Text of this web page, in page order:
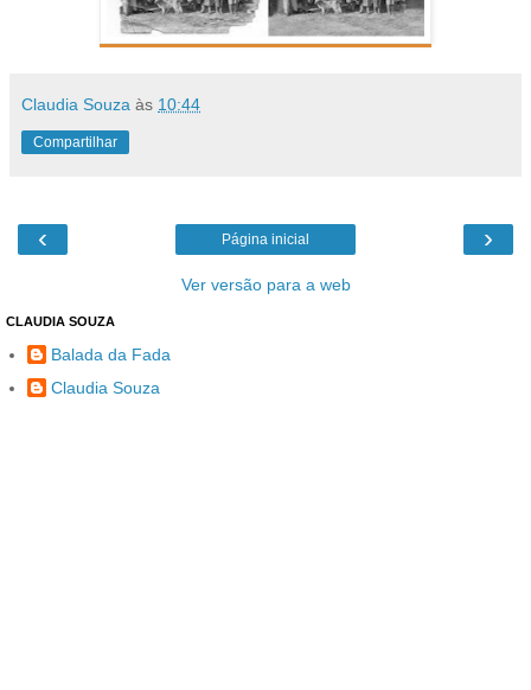
Claudia Souza às 10:44
Compartilhar
‹ ›
Página inicial
Ver versão para a web
CLAUDIA SOUZA
Balada da Fada
Claudia Souza